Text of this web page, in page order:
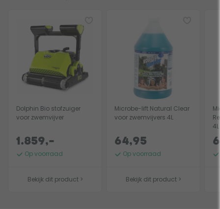
Dolphin Bio stofzuiger
voor zwemvijver
1.859,-
Op voorraad
Bekijk dit product >
Microbe-lift Natural Clear
voor zwemvijvers 4L
64,95
Op voorraad
Bekijk dit product >